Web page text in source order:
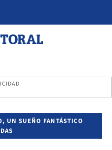
UN SUEÑO FANTÁSTICO